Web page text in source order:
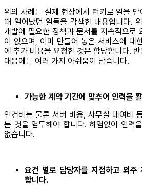
위의 사례는 실제 현장에서 턴키로 일을
때 일어났던 일들을 각색한 내용입니다.
개발에 필요한 정책과 문서를 지속적으로
이 없으며, 이미 만들어 놓은 서비스에 대
에 추가 비용을 요청한 것은 합당합니다.
대응에는 여러 가지 아쉬움이 남습니다.
가능한 계약 기간에 맞추어 인력을
인건비는 물론 서버 비용, 사무실 대여비
는 것을 염두해야 합니다. 하염없이 인력
없습니다.
요건 별로 담당자를 지정하고 외주
합니다.